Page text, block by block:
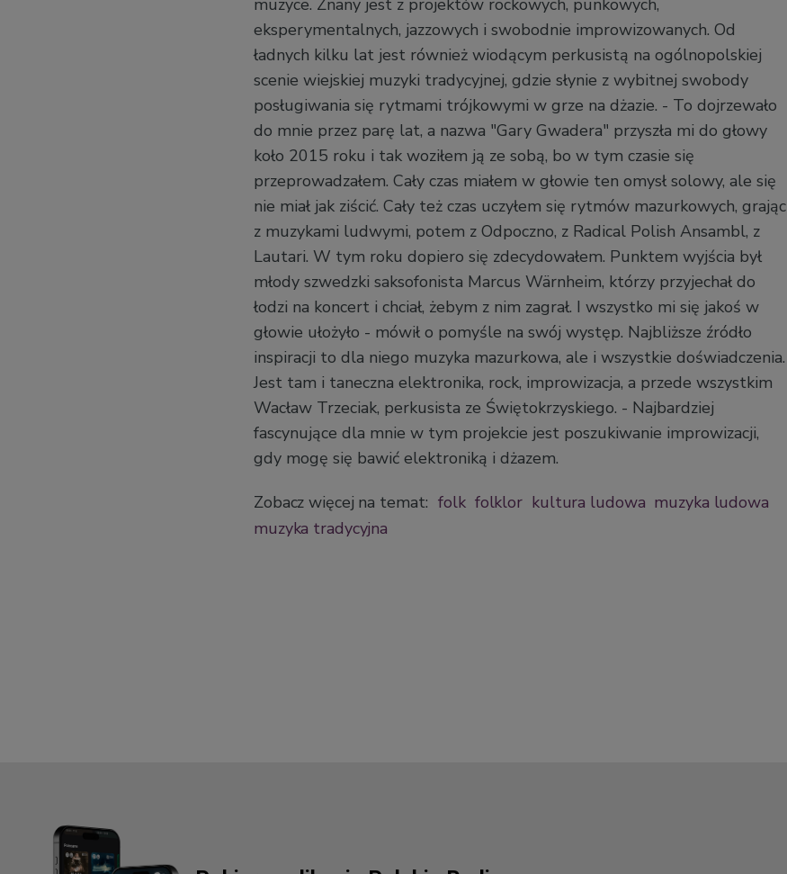
muzyce. Znany jest z projektów rockowych, punkowych,
eksperymentalnych, jazzowych i swobodnie improwizowanych. Od
ładnych kilku lat jest również wiodącym perkusistą na ogólnopolskiej
scenie wiejskiej muzyki tradycyjnej, gdzie słynie z wybitnej swobody
posługiwania się rytmami trójkowymi w grze na dżazie. - To dojrzewało
do mnie przez parę lat, a nazwa "Gary Gwadera" przyszła mi do głowy
koło 2015 roku i tak woziłem ją ze sobą, bo w tym czasie się
przeprowadzałem. Cały czas miałem w głowie ten omysł solowy, ale się
nie miał jak ziścić. Cały też czas uczyłem się rytmów mazurkowych, grając
z muzykami ludwymi, potem z Odpoczno, z Radical Polish Ansambl, z
Lautari. W tym roku dopiero się zdecydowałem. Punktem wyjścia był
młody szwedzki saksofonista Marcus Wärnheim, którzy przyjechał do
łodzi na koncert i chciał, żebym z nim zagrał. I wszystko mi się jakoś w
głowie ułożyło - mówił o pomyśle na swój występ. Najbliższe źródło
inspiracji to dla niego muzyka mazurkowa, ale i wszystkie doświadczenia.
Jest tam i taneczna elektronika, rock, improwizacja, a przede wszystkim
Wacław Trzeciak, perkusista ze Świętokrzyskiego. - Najbardziej
fascynujące dla mnie w tym projekcie jest poszukiwanie improwizacji,
gdy mogę się bawić elektroniką i dżazem.
Zobacz więcej na temat: folk folklor kultura ludowa muzyka ludowa
muzyka tradycyjna